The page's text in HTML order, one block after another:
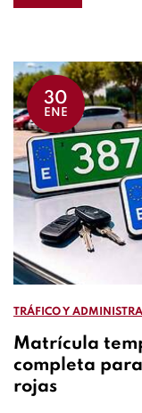
30
ENE
TRÁFICO Y
Matrícula
completa
rojas